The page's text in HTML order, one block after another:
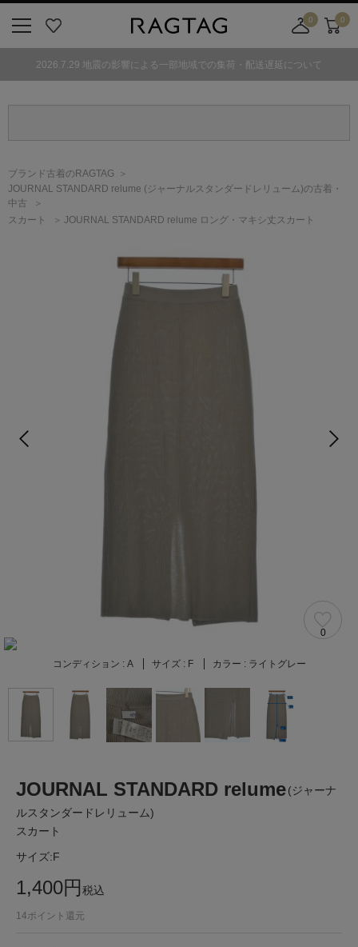
気
0
舗
カ
0
2026.7.29 地震の影響による一部地域での集荷・配送遅延について
ブランド古着のRAGTAG
JOURNAL STANDARD relume (ジャーナルスタンダードレリューム)の古着・
中古
スカート
JOURNAL STANDARD relume ロング・マキシ丈スカート
0
コンディション : A サイズ : F カラー : ライトグレー
JOURNAL STANDARD relume(ジャーナ
ルスタンダードレリューム)
スカート
サイズ:F
1,400円税込
14ポイント還元